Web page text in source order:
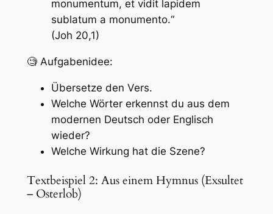
monumentum, et vidit lapidem
sublatum a monumento.“
(Joh 20,1)
🧐 Aufgabenidee:
Übersetze den Vers.
Welche Wörter erkennst du aus dem
modernen Deutsch oder Englisch
wieder?
Welche Wirkung hat die Szene?
Textbeispiel 2: Aus einem Hymnus (Exsultet
– Osterlob)